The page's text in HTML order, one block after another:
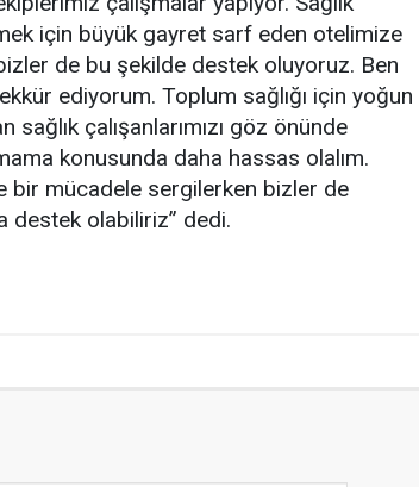
için büyük gayret sarf eden otelimize
bizler de bu şekilde destek oluyoruz. Ben
ediyorum. Toplum sağlığı için yoğun
çalışanlarımızı göz önünde
konusunda daha hassas olalım.
bir mücadele sergilerken bizler de
destek olabiliriz” dedi.